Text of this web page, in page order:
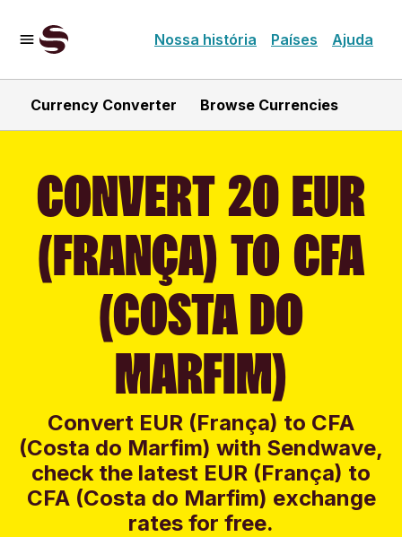
Nossa história Países Ajuda
Currency Converter Browse Currencies
CONVERT 20 EUR
(FRANÇA) TO CFA
(COSTA DO
MARFIM)
Convert EUR (França) to CFA
(Costa do Marfim) with Sendwave,
check the latest EUR (França) to
CFA (Costa do Marfim) exchange
rates for free.